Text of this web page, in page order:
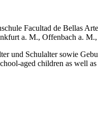
Facultad de Bellas
a. M., Offenbach a.
und Schulalter sowie
aged children as well